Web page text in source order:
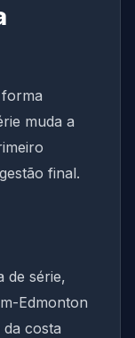
muda a
final.
de série,
Edmonton
costa